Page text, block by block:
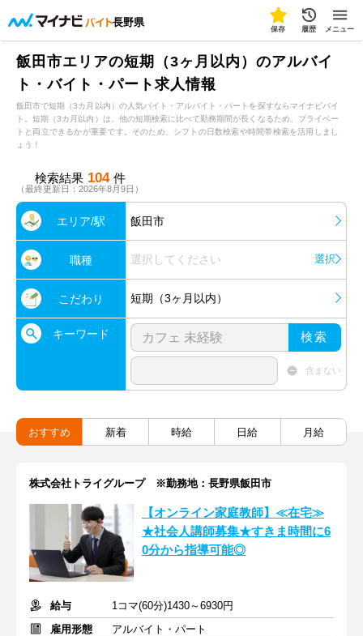
長野県
保存 履歴 メニュー
飯田市エリアの短期（3ヶ月以内）のアルバイ
ト・バイト・パート求人情報
飯田市で短期（3カ月以内）の人気バイト・アルバイト・パートを探すならマイナビバイ
ト。短期（3カ月以内）は、他の短期検索に比べて勤務期間が長くなるため、プライベー
トと両立できるかが重要です。そのため、シフトの日数検索や時間帯検索を活用しまし
ょう！
検索結果 104 件
（最終更新日：2026年8月9日）
エリア/駅 飯田市
職種 選択してください 選択
こだわり 短期（3ヶ月以内）
キーワード 検索
含まない
おすすめ 新着 時給 日給 月給
株式会社トライグループ ※勤務地：長野県飯田市
【オンライン家庭教師】≪在宅≫
★社会人講師募集★すきま時間に6
0分から指導可能◎
給与
1コマ(60分)1430～6930円
雇用形態
アルバイト・パート